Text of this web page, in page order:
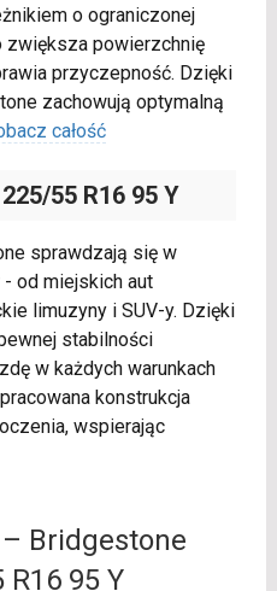
o ograniczonej
zwiększa powierzchnię
przyczepność. Dzięki
zachowują optymalną
całość
225/55 R16 95 Y
sprawdzają się w
od miejskich aut
limuzyny i SUV-y. Dzięki
stabilności
w każdych warunkach
konstrukcja
wspierając
Bridgestone
95 Y